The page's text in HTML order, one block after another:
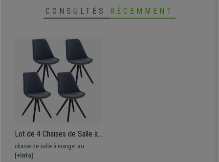
CONSULTÉS RÉCEMMENT
Lot de 4 Chaises de Salle à
Manger BAHIA TISSU, Bleu
et Pieds Noirs
chaise de salle à manger au
design élégant, pratique et
[+Info]